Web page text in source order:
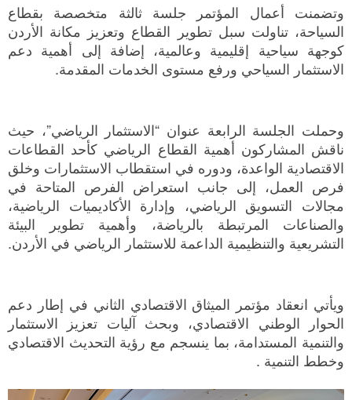
وتضمنت أعمال المؤتمر جلسة ثالثة متخصصة بقطاع
السياحة، تناولت سبل تطوير القطاع وتعزيز مكانة الأردن
كوجهة سياحية إقليمية وعالمية، إضافة إلى أهمية دعم
الاستثمار السياحي ورفع مستوى الخدمات المقدمة.
وحملت الجلسة الرابعة عنوان “الاستثمار الرياضي”، حيث
ناقش المشاركون أهمية القطاع الرياضي كأحد القطاعات
الاقتصادية الواعدة، ودوره في استقطاب الاستثمارات وخلق
فرص العمل، إلى جانب استعراض الفرص المتاحة في
مجالات التسويق الرياضي، وإدارة الأكاديميات الرياضية،
والصناعات المرتبطة بالرياضة، وأهمية تطوير البيئة
التشريعية والتنظيمية الداعمة للاستثمار الرياضي في الأردن.
ويأتي انعقاد مؤتمر الميثاق الاقتصادي الثاني في إطار دعم
الحوار الوطني الاقتصادي، وبحث آليات تعزيز الاستثمار
والتنمية المستدامة، بما ينسجم مع رؤية التحديث الاقتصادي
وخطط التنمية .